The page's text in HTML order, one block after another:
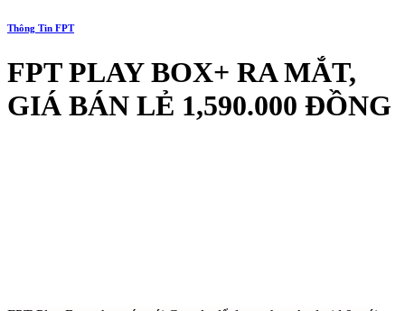
Thông Tin FPT
FPT PLAY BOX+ RA MẮT,
GIÁ BÁN LẺ 1,590.000 ĐỒNG